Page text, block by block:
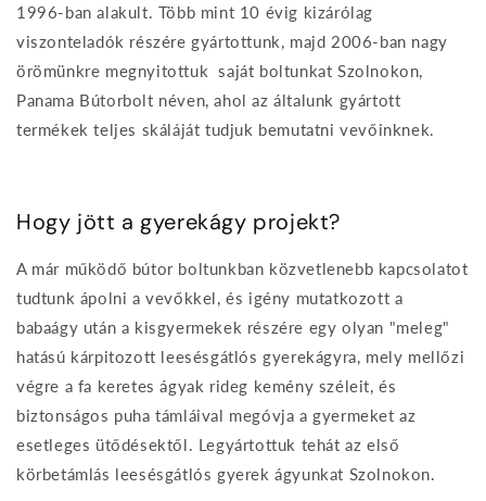
1996-ban alakult. Több mint 10 évig kizárólag
viszonteladók részére gyártottunk, majd 2006-ban nagy
örömünkre megnyitottuk saját boltunkat Szolnokon,
Panama Bútorbolt néven, ahol az általunk gyártott
termékek teljes skáláját tudjuk bemutatni vevőinknek.
Hogy jött a gyerekágy projekt?
A már működő bútor boltunkban közvetlenebb kapcsolatot
tudtunk ápolni a vevőkkel, és igény mutatkozott a
babaágy után a kisgyermekek részére egy olyan "meleg"
hatású kárpitozott leesésgátlós gyerekágyra, mely mellőzi
végre a fa keretes ágyak rideg kemény széleit, és
biztonságos puha támláival megóvja a gyermeket az
esetleges ütődésektől. Legyártottuk tehát az első
körbetámlás leesésgátlós gyerek ágyunkat Szolnokon.